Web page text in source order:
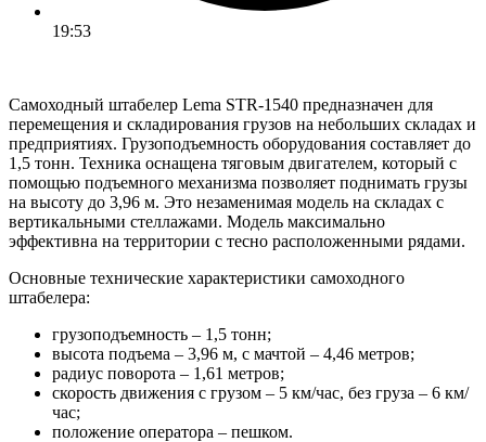
19:53
Самоходный штабелер Lema STR-1540 предназначен для
перемещения и складирования грузов на небольших складах и
предприятиях. Грузоподъемность оборудования составляет до
1,5 тонн. Техника оснащена тяговым двигателем, который с
помощью подъемного механизма позволяет поднимать грузы
на высоту до 3,96 м. Это незаменимая модель на складах с
вертикальными стеллажами. Модель максимально
эффективна на территории с тесно расположенными рядами.
Основные технические характеристики самоходного
штабелера:
грузоподъемность – 1,5 тонн;
высота подъема – 3,96 м, с мачтой – 4,46 метров;
радиус поворота – 1,61 метров;
скорость движения с грузом – 5 км/час, без груза – 6 км/
час;
положение оператора – пешком.